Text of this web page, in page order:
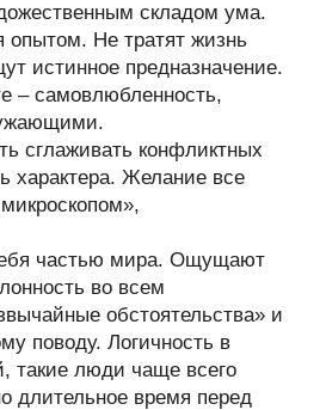
складом ума.
опытом. Не тратят жизнь
истинное предназначение.
– самовлюбленность,
сглаживать конфликтных
характера. Желание все
частью мира. Ощущают
во всем
обстоятельства» и
поводу. Логичность в
такие люди чаще всего
длительное время перед